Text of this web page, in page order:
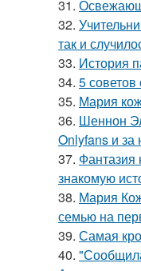
31.
32.
так и
33. История
34. 5
35. Мария
36. Шеннон
Onlyfans и
37. Фантазия
знакомую
38. Мария
семью на
39. Самая
40.